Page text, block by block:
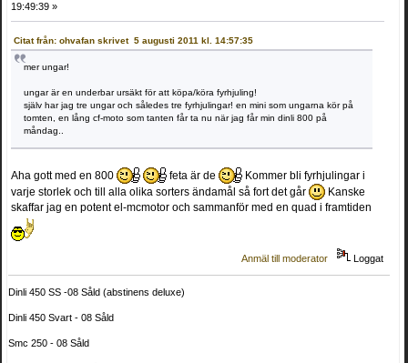
19:49:39 »
Citat från: ohvafan skrivet 5 augusti 2011 kl. 14:57:35
mer ungar!
ungar är en underbar ursäkt för att köpa/köra fyrhjuling!
själv har jag tre ungar och således tre fyrhjulingar! en mini som ungarna kör på
tomten, en lång cf-moto som tanten får ta nu när jag får min dinli 800 på
måndag..
Aha gott med en 800 feta är de
Kommer bli fyrhjulingar i
varje storlek och till alla olika sorters ändamål så fort det går
Kanske
skaffar jag en potent el-mcmotor och sammanför med en quad i framtiden
Anmäl till moderator Loggat
Dinli 450 SS -08 Såld (abstinens deluxe)
Dinli 450 Svart - 08 Såld
Smc 250 - 08 Såld